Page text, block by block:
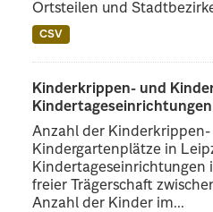
Ortsteilen und
CSV
Kinderkrippen- und
Kindertageseinrichtungen
Anzahl der Kinderkrippen-
Kindergartenplätze in
Kindertageseinrichtungen
freier Trägerschaft
Anzahl der Kinder im...